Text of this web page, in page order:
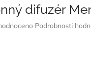
difuzér
Podrobnosti